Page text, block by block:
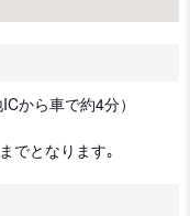
から車で約4分）
でとなります｡